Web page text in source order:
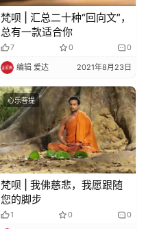
梵呗 | 汇总二十种“回向文”，
总有一款适合你
7 0 0
编辑 爱达 2021年8月23日
心乐菩提
梵呗 | 我佛慈悲，我愿跟随
您的脚步
1 0 0